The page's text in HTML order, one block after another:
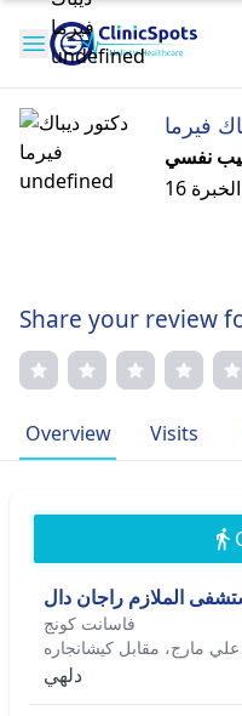
فيرما
نفسي
Share your review
Overview Visits
الملازم راجان دال
فاسانت كونج
دلهي